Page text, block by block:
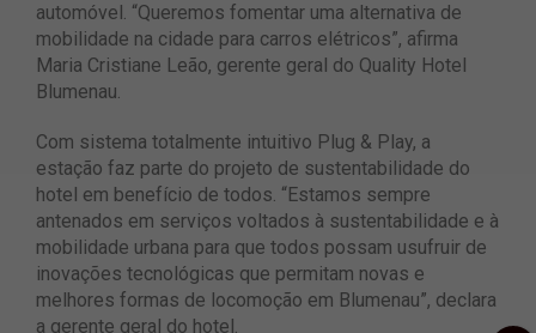
automóvel. “Queremos fomentar uma alternativa de
mobilidade na cidade para carros elétricos”, afirma
Maria Cristiane Leão, gerente geral do Quality Hotel
Blumenau.
Com sistema totalmente intuitivo Plug & Play, a
estação faz parte do projeto de sustentabilidade do
hotel em benefício de todos. “Estamos sempre
antenados em serviços voltados à sustentabilidade e à
mobilidade urbana para que todos possam usufruir de
inovações tecnológicas que permitam novas e
melhores formas de locomoção em Blumenau”, declara
a gerente geral do hotel.